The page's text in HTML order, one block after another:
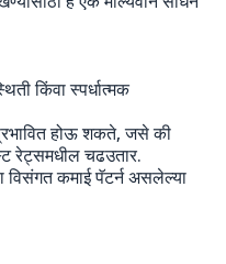
किंवा स्पर्धात्मक
होऊ शकते, जसे की
रेट्समधील चढउतार.
कमाई पॅटर्न असलेल्या